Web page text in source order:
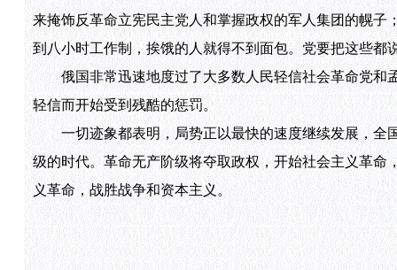
来掩饰反革命立宪民主党人和掌握政权的军人集团的幌
到八小时工作制，挨饿的人就得不到面包。党要把这些
俄国非常迅速地度过了大多数人民轻信社会革命党和
轻信而开始受到残酷的惩罚。
一切迹象都表明，局势正以最快的速度继续发展，全
级的时代。革命无产阶级将夺取政权，开始社会主义革
义革命，战胜战争和资本主义。